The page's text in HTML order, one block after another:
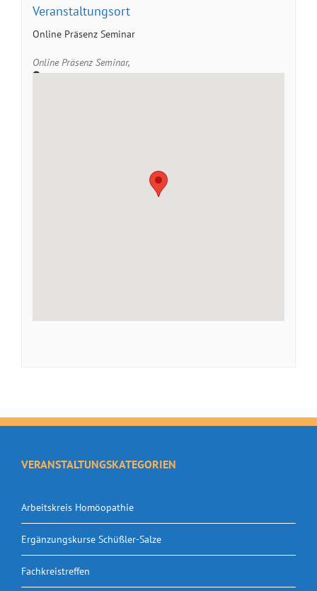
Veranstaltungsort
Online Präsenz Seminar
Online Präsenz Seminar,
Google Karte anzeigen
VERANSTALTUNGSKATEGORIEN
Arbeitskreis Homöopathie
Ergänzungskurse Schüßler-Salze
Fachkreistreffen